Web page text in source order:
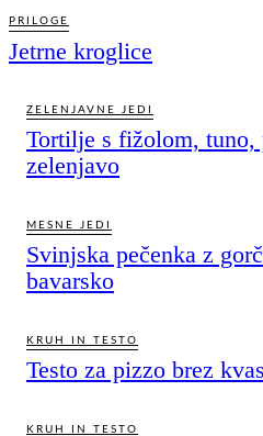
PRILOGE
Jetrne kroglice
ZELENJAVNE JEDI
Tortilje s fižolom, tuno,
zelenjavo
MESNE JEDI
Svinjska pečenka z
bavarsko
KRUH IN TESTO
Testo za pizzo brez
KRUH IN TESTO